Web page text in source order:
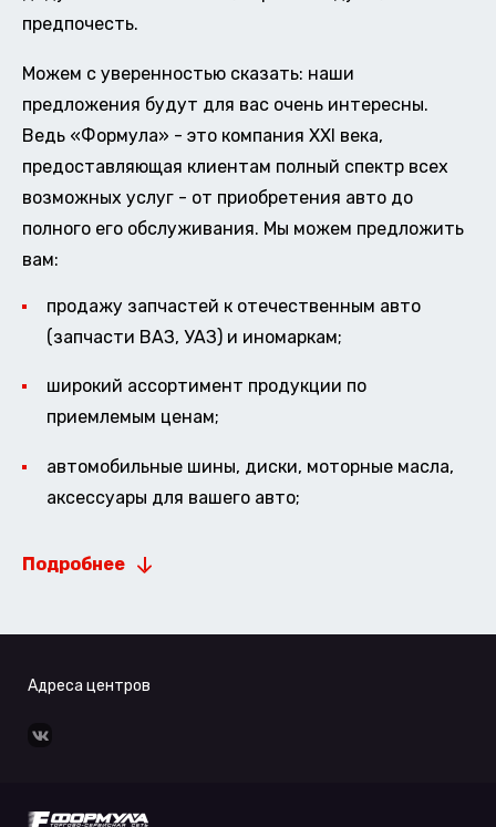
предпочесть.
Можем с уверенностью сказать: наши
предложения будут для вас очень интересны.
Ведь «Формула» - это компания XXI века,
предоставляющая клиентам полный спектр всех
возможных услуг - от приобретения авто до
полного его обслуживания. Мы можем предложить
вам:
продажу запчастей к отечественным авто
(запчасти ВАЗ, УАЗ) и иномаркам;
широкий ассортимент продукции по
приемлемым ценам;
автомобильные шины, диски, моторные масла,
аксессуары для вашего авто;
Подробнее
Адреса центров